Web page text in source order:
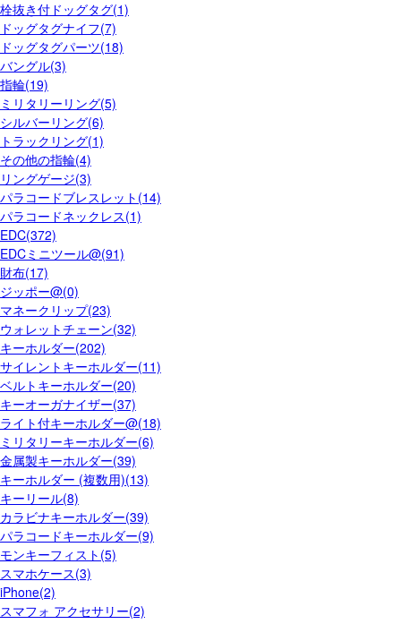
栓抜き付ドッグタグ(1)
ドッグタグナイフ(7)
ドッグタグパーツ(18)
バングル(3)
指輪(19)
ミリタリーリング(5)
シルバーリング(6)
トラックリング(1)
その他の指輪(4)
リングゲージ(3)
パラコードブレスレット(14)
パラコードネックレス(1)
EDC(372)
EDCミニツール@(91)
財布(17)
ジッポー@(0)
マネークリップ(23)
ウォレットチェーン(32)
キーホルダー(202)
サイレントキーホルダー(11)
ベルトキーホルダー(20)
キーオーガナイザー(37)
ライト付キーホルダー@(18)
ミリタリーキーホルダー(6)
金属製キーホルダー(39)
キーホルダー (複数用)(13)
キーリール(8)
カラビナキーホルダー(39)
パラコードキーホルダー(9)
モンキーフィスト(5)
スマホケース(3)
iPhone(2)
スマフォ アクセサリー(2)